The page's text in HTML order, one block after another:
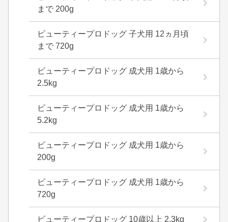
まで 200g
ビューティープロドッグ 子犬用 12ヵ月頃
まで 720g
ビューティープロドッグ 成犬用 1歳から
2.5kg
ビューティープロドッグ 成犬用 1歳から
5.2kg
ビューティープロドッグ 成犬用 1歳から
200g
ビューティープロドッグ 成犬用 1歳から
720g
ビューティープロドッグ 10歳以上 2.3kg